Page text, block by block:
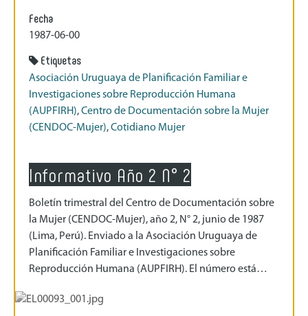
Fecha
1987-06-00
Etiquetas
Asociación Uruguaya de Planificación Familiar e
Investigaciones sobre Reproducción Humana
(AUPFIRH),Centro de Documentación sobre la Mujer
(CENDOC-Mujer),Cotidiano Mujer
Informativo Año 2 N° 2
Boletín trimestral del Centro de Documentación sobre
la Mujer (CENDOC-Mujer), año 2, N° 2, junio de 1987
(Lima, Perú). Enviado a la Asociación Uruguaya de
Planificación Familiar e Investigaciones sobre
Reproducción Humana (AUPFIRH). El número está…